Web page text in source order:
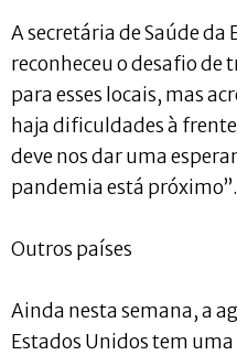
A secretária de Saúde da
reconheceu o desafio
para esses locais, mas
haja dificuldades à
deve nos dar uma
pandemia está próximo”.
Outros países
Ainda nesta semana, a
Estados Unidos tem